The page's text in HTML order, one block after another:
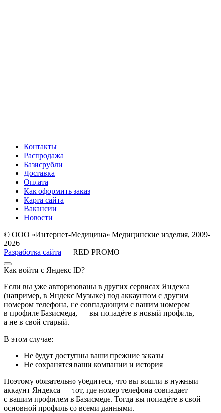
Контакты
Распродажа
Базисрубли
Доставка
Оплата
Как оформить заказ
Карта сайта
Вакансии
Новости
© ООО «Интернет-Медицина» Медицинские изделия, 2009-
2026
Разработка сайта — RED PROMO
Как войти с Яндекс ID?
Если вы уже авторизованы в других сервисах Яндекса
(например, в Яндекс Музыке) под аккаунтом с другим
номером телефона, не совпадающим с вашим номером
в профиле Базисмеда, — вы попадёте в новый профиль,
а не в свой старый.
В этом случае:
Не будут доступны ваши прежние заказы
Не сохранятся ваши компании и история
Поэтому обязательно убедитесь, что вы вошли в нужный
аккаунт Яндекса — тот, где номер телефона совпадает
с вашим профилем в Базисмеде. Тогда вы попадёте в свой
основной профиль со всеми данными.